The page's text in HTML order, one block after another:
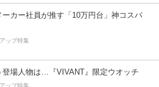
ーカー社員が推す「10万円台」神コスパ
ップ特集
登場人物は…『VIVANT』限定ウオッチ
ップ特集